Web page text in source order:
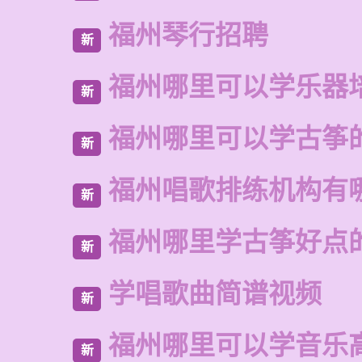
新 福州琴行招聘
新 福州哪里可以学乐器
新 福州哪里可以学古筝
新 福州唱歌排练机构有
新 福州哪里学古筝好点
新 学唱歌曲简谱视频
新 福州哪里可以学音乐